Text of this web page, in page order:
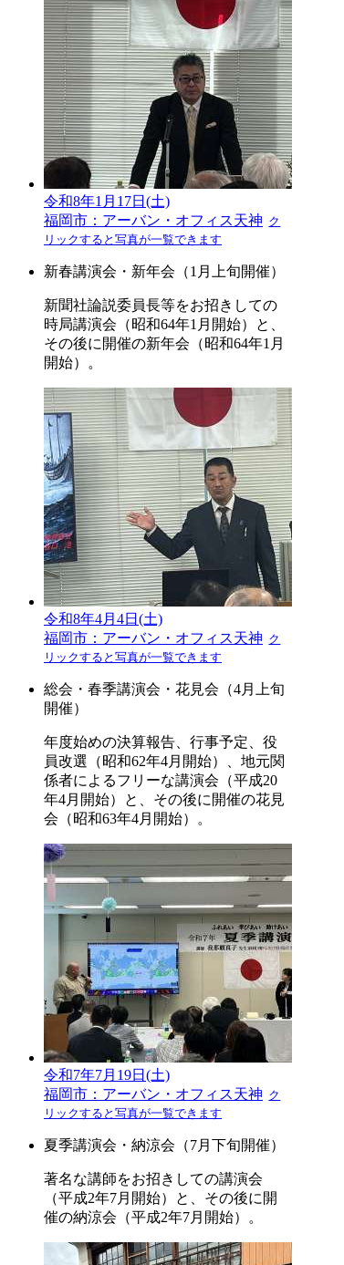
令和8年1月17日(土)
福岡市：アーバン・オフィス天神 ク
リックすると写真が一覧できます
新春講演会・新年会（1月上旬開催）
新聞社論説委員長等をお招きしての
時局講演会（昭和64年1月開始）と、
その後に開催の新年会（昭和64年1月
開始）。
令和8年4月4日(土)
福岡市：アーバン・オフィス天神 ク
リックすると写真が一覧できます
総会・春季講演会・花見会（4月上旬
開催）
年度始めの決算報告、行事予定、役
員改選（昭和62年4月開始）、地元関
係者によるフリーな講演会（平成20
年4月開始）と、その後に開催の花見
会（昭和63年4月開始）。
令和7年7月19日(土)
福岡市：アーバン・オフィス天神 ク
リックすると写真が一覧できます
夏季講演会・納涼会（7月下旬開催）
著名な講師をお招きしての講演会
（平成2年7月開始）と、その後に開
催の納涼会（平成2年7月開始）。